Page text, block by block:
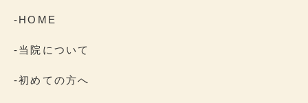
-HOME
-当院について
-初めての方へ